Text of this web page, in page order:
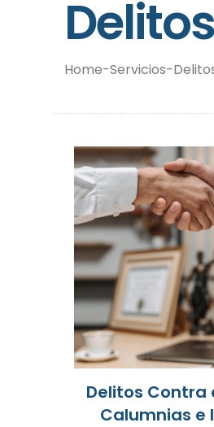
Home-Servicios-
Delitos Contra
Calumnias e